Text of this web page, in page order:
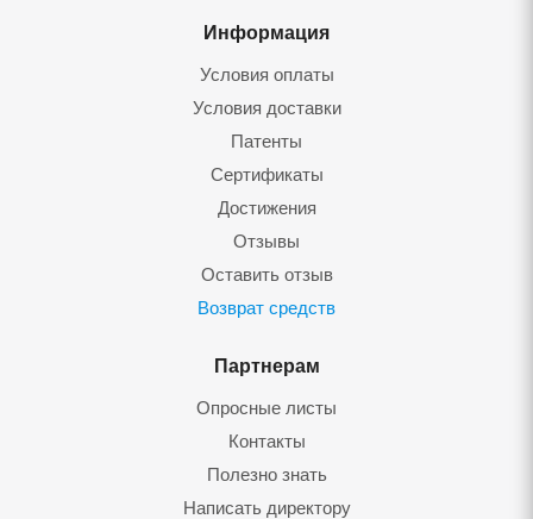
Информация
Условия оплаты
Условия доставки
Патенты
Сертификаты
Достижения
Отзывы
Оставить отзыв
Возврат средств
Партнерам
Опросные листы
Контакты
Полезно знать
Написать директору